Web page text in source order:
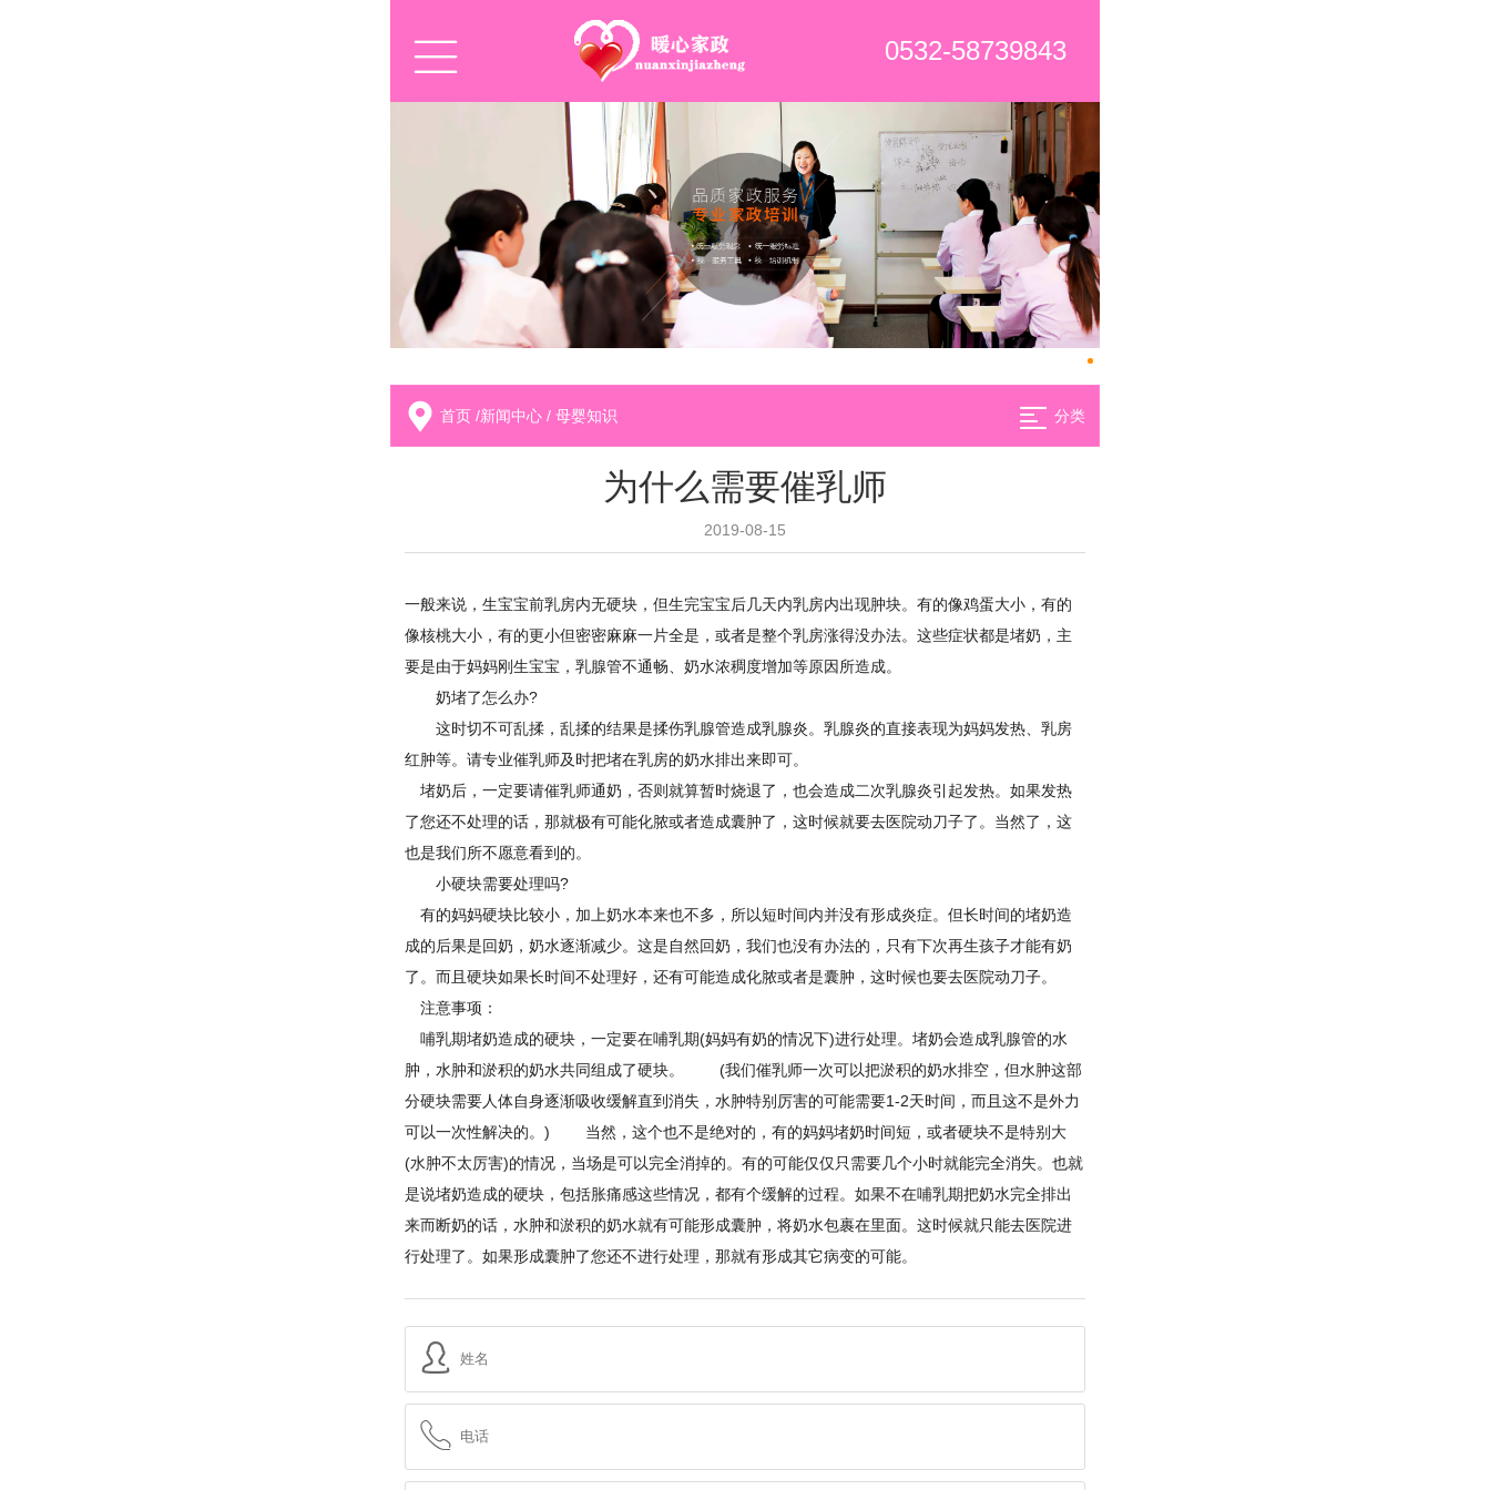
0532-58739843
首页/新闻中心/ 母婴知识 分类
为什么需要催乳师
2019-08-15
一般来说，生宝宝前乳房内无硬块，但生完宝宝后几天内乳房内出现肿块。有的像鸡蛋大小，有的
像核桃大小，有的更小但密密麻麻一片全是，或者是整个乳房涨得没办法。这些症状都是堵奶，主
要是由于妈妈刚生宝宝，乳腺管不通畅、奶水浓稠度增加等原因所造成。
奶堵了怎么办?
这时切不可乱揉，乱揉的结果是揉伤乳腺管造成乳腺炎。乳腺炎的直接表现为妈妈发热、乳房
红肿等。请专业催乳师及时把堵在乳房的奶水排出来即可。
堵奶后，一定要请催乳师通奶，否则就算暂时烧退了，也会造成二次乳腺炎引起发热。如果发热
了您还不处理的话，那就极有可能化脓或者造成囊肿了，这时候就要去医院动刀子了。当然了，这
也是我们所不愿意看到的。
小硬块需要处理吗?
有的妈妈硬块比较小，加上奶水本来也不多，所以短时间内并没有形成炎症。但长时间的堵奶造
成的后果是回奶，奶水逐渐减少。这是自然回奶，我们也没有办法的，只有下次再生孩子才能有奶
了。而且硬块如果长时间不处理好，还有可能造成化脓或者是囊肿，这时候也要去医院动刀子。
注意事项：
哺乳期堵奶造成的硬块，一定要在哺乳期(妈妈有奶的情况下)进行处理。堵奶会造成乳腺管的水
肿，水肿和淤积的奶水共同组成了硬块。 (我们催乳师一次可以把淤积的奶水排空，但水肿这部
分硬块需要人体自身逐渐吸收缓解直到消失，水肿特别厉害的可能需要1-2天时间，而且这不是外力
可以一次性解决的。) 当然，这个也不是绝对的，有的妈妈堵奶时间短，或者硬块不是特别大
(水肿不太厉害)的情况，当场是可以完全消掉的。有的可能仅仅只需要几个小时就能完全消失。也就
是说堵奶造成的硬块，包括胀痛感这些情况，都有个缓解的过程。如果不在哺乳期把奶水完全排出
来而断奶的话，水肿和淤积的奶水就有可能形成囊肿，将奶水包裹在里面。这时候就只能去医院进
行处理了。如果形成囊肿了您还不进行处理，那就有形成其它病变的可能。